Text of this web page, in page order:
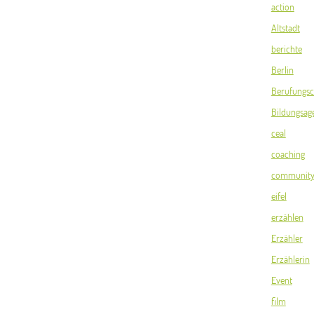
action
Altstadt
berichte
Berlin
ceal
coaching
community
eifel
erzählen
Erzähler
Erzählerin
Event
film